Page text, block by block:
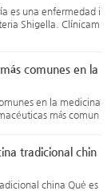
es una enfermedad i
Shigella. Clínicam
comunes en la
en la medicina
más comun
tradicional chin
china Qué es